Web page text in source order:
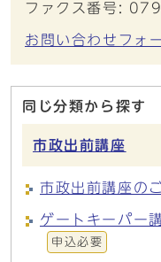
ファクス番号:
お問い合わせフォ
同じ分類から探す
市政出前講座
市政出前講座の
ゲートキーパー
申込必要